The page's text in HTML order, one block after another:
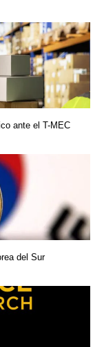
ante el T-MEC
del Sur